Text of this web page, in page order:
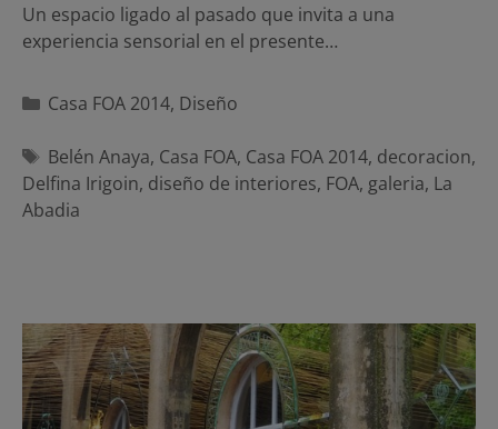
Un espacio ligado al pasado que invita a una
experiencia sensorial en el presente…
Categorías
Casa FOA 2014, Diseño
Etiquetas
Belén Anaya, Casa FOA, Casa FOA 2014, decoracion,
Delfina Irigoin, diseño de interiores, FOA, galeria, La
Abadia